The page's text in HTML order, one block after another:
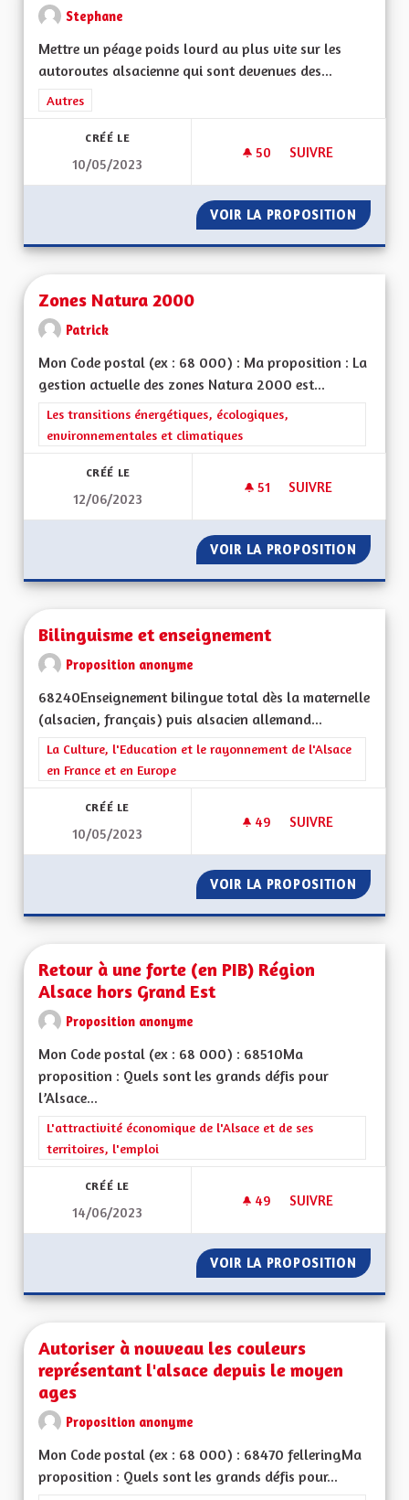
Stephane
Mettre un péage poids lourd au plus vite sur les
autoroutes alsacienne qui sont devenues des...
Filtrer les résultats de la catégorie : Autres
Autres
CRÉÉ LE
10/05/2023
50 50 ABONNÉS
SUIVRE
VOIR LA PROPOSITION
Zones Natura 2000
Patrick
Mon Code postal (ex : 68 000) : Ma proposition : La
gestion actuelle des zones Natura 2000 est...
Filtrer les résultats de la catégorie : Les transitions
Les transitions énergétiques, écologiques,
environnementales et climatiques
CRÉÉ LE
12/06/2023
51 51 ABONNÉS
SUIVRE
VOIR LA PROPOSITION
Bilinguisme et enseignement
Proposition anonyme
68240Enseignement bilingue total dès la maternelle
(alsacien, français) puis alsacien allemand...
Filtrer les résultats de la catégorie : La Culture, l'Education et
La Culture, l'Education et le rayonnement de l'Alsace
en France et en Europe
CRÉÉ LE
10/05/2023
49 49 ABONNÉS
SUIVRE
VOIR LA PROPOSITION
Retour à une forte (en PIB) Région
Alsace hors Grand Est
Proposition anonyme
Mon Code postal (ex : 68 000) : 68510Ma
proposition : Quels sont les grands défis pour
l’Alsace...
Filtrer les résultats de la catégorie : L'attractivité
L'attractivité économique de l'Alsace et de ses
territoires, l'emploi
CRÉÉ LE
14/06/2023
49 49 ABONNÉS
SUIVRE
VOIR LA PROPOSITION
Autoriser à nouveau les couleurs
représentant l'alsace depuis le moyen
ages
Proposition anonyme
Mon Code postal (ex : 68 000) : 68470 felleringMa
proposition : Quels sont les grands défis pour...